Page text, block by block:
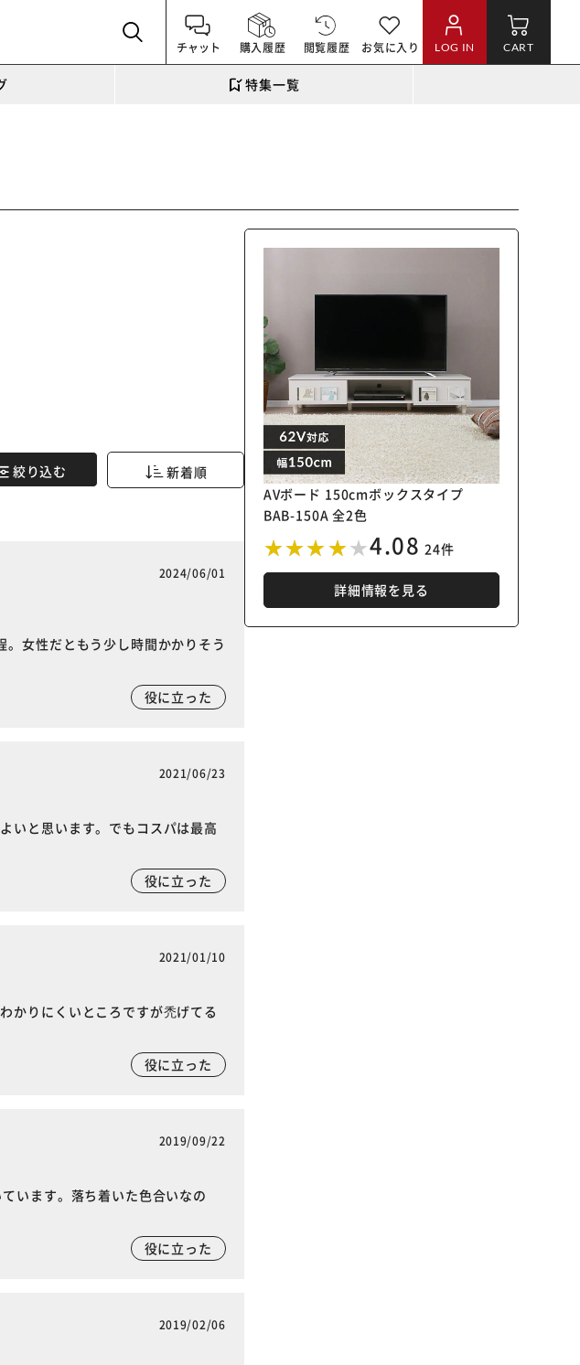
チャット 購入履歴 閲覧履歴 お気に入り LOG IN CART
特集一覧
AVボード 150cmボックスタイプ
BAB-150A 全2色
4.08 24件
詳細情報を見る
絞り込む 新着順
2024/06/01
女性だともう少し時間かかりそう
役に立った
2021/06/23
いと思います。でもコスパは最高
役に立った
2021/01/10
かりにくいところですが禿げてる
役に立った
2019/09/22
います。落ち着いた色合いなの
役に立った
2019/02/06